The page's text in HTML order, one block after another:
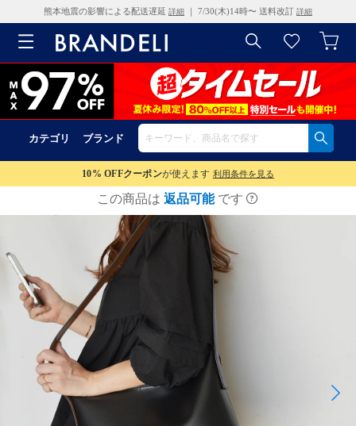
熊本地震の影響による配送遅延 詳細 ｜ 7/30(木)14時〜 送料改訂 詳細
カテゴリ ブランド
10% OFFクーポンが使えます 利用条件を見る
この商品は 返品可能 です